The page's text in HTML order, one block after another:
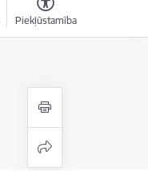
Piekļūstamība